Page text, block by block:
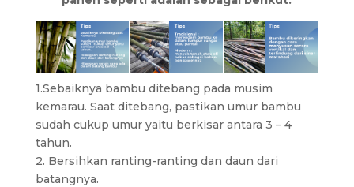
1.Sebaiknya bambu ditebang pada musim
kemarau. Saat ditebang, pastikan umur bambu
sudah cukup umur yaitu berkisar antara 3 – 4
tahun.
2. Bersihkan ranting-ranting dan daun dari
batangnya.